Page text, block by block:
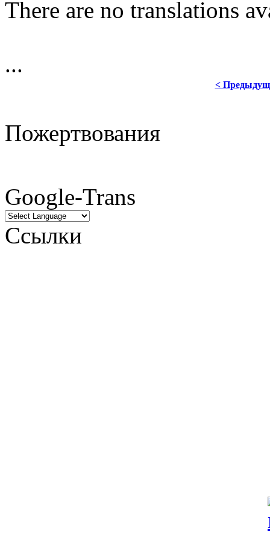
There are no translations
...
<
Пожертвования
Google-Trans
Ссылки